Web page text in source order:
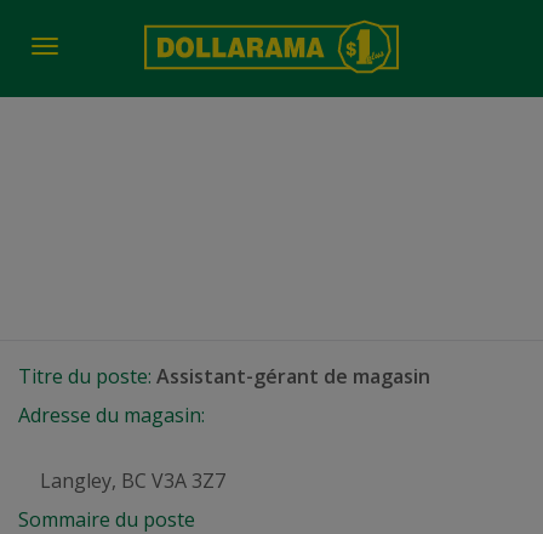
Toggle
Titre du poste: Assistant-gérant de magasin
Adresse du magasin:
Langley, BC V3A 3Z7
Sommaire du poste